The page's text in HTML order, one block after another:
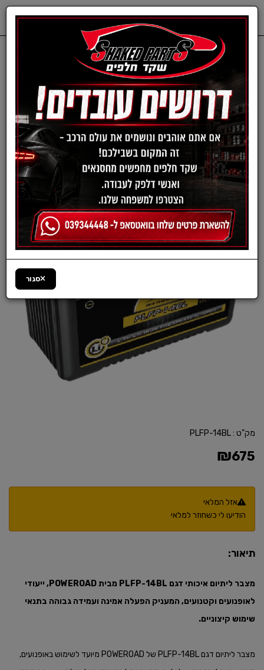
אופנועים וקטנועים מצברים לאופנועים וקטנועים
מצבר ליתיום לאופנועים
וקטנועים דגם PLFP-14BL
מבית POWEROAD
מק"ט :PLFP-14BL
₪675
אזל המלאי
הודיעו לי כשחוזר למלאי
תיאור:
מצבר ליתיום איכותי דגם PLFP-14BL
מבית POWEROAD, ייעודי
לאופנועים וקטנועים, המעניק הפעלה אמינה ועמידה גבוהה בתנאי
שימוש קיצוניים.​
מצבר ליתיום דגם PLFP-14BL של POWEROAD מיועד לשימוש באופנועים,
סגור